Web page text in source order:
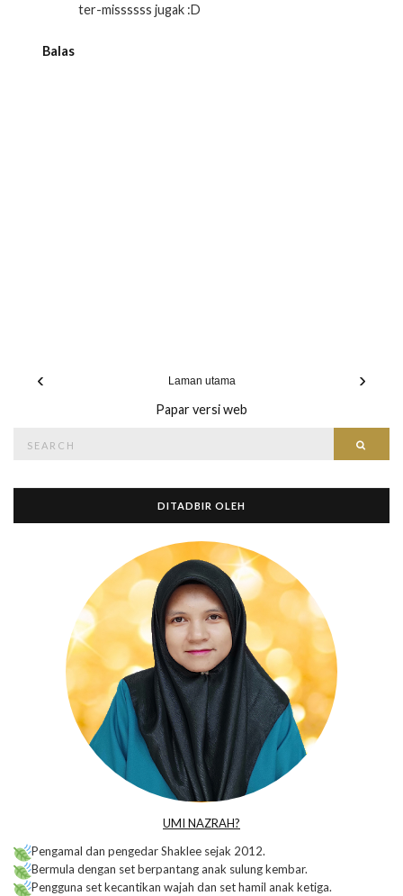
ter-missssss jugak :D
Balas
‹ ›
Laman utama
Papar versi web
for:
DITADBIR OLEH
UMI NAZRAH?
Pengamal dan pengedar Shaklee sejak 2012.
Bermula dengan set berpantang anak sulung kembar.
Pengguna set kecantikan wajah dan set hamil anak ketiga.